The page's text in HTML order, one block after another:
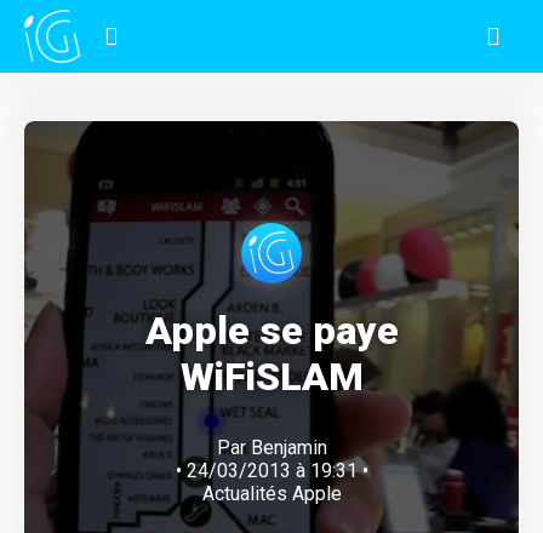
Apple se paye
WiFiSLAM
ParBenjamin
• 24/03/2013 à 19:31 •
Actualités Apple